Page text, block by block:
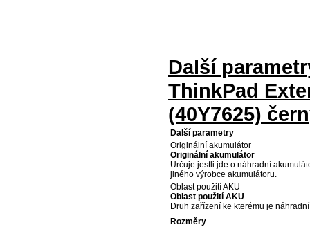
Další
ThinkPad
(40Y7625)
Další parametry
Originální akumulátor
Originální akumulátor
Určuje jestli jde o náhradní
jiného výrobce akumulátoru.
Oblast použití AKU
Oblast použití AKU
Druh zařízení ke kterému je
Rozměry